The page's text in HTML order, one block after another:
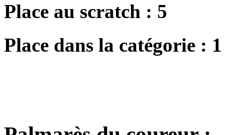
Place au scratch : 5
Place dans la catégorie : 1